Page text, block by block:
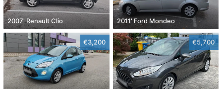
2007' Renault Clio 2011' Ford Mondeo
€3,200 €5,700